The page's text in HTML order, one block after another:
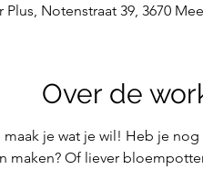
Plus, Notenstraat 39, 3670
Over de
je wat je wil! Heb je
maken? Of liever